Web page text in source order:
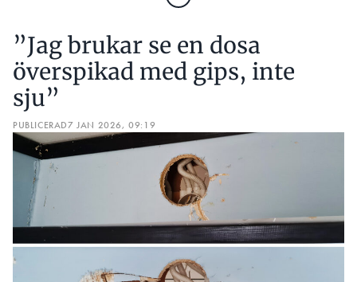
”Jag brukar se en dosa
överspikad med gips, inte
sju”
PUBLICERAD7 JAN 2026, 09:19